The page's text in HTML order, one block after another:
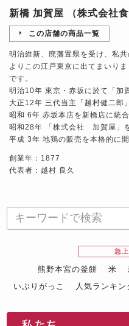
新橋 加賀屋 （株式会社食
この店舗の商品一覧
明治維新、廃藩置県を受け、私
よりこの江戸東京に出てまいり
です。
明治10年 東京・赤坂に於て「加
大正12年 三代当主「越村健二
昭和 6年 赤坂本店を新橋店に統合
昭和28年 「株式会社 加賀屋」
平成 3年 地鶏の販売を本格的に
創業年：1877
代表者：越村 良久
急
熊野本宮の釜餅 米
いぶりがっこ
人気ランキン